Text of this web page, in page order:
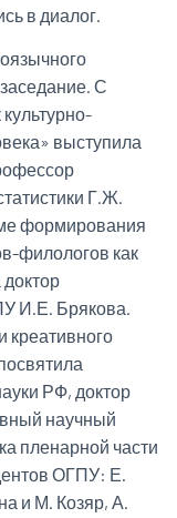
в диалог.
С
выступила
Г.Ж.
формирования
филологов как
И.Е. Брякова.
креативного
РФ, доктор
научный
пленарной части
ОГПУ: Е.
и М. Козяр, А.